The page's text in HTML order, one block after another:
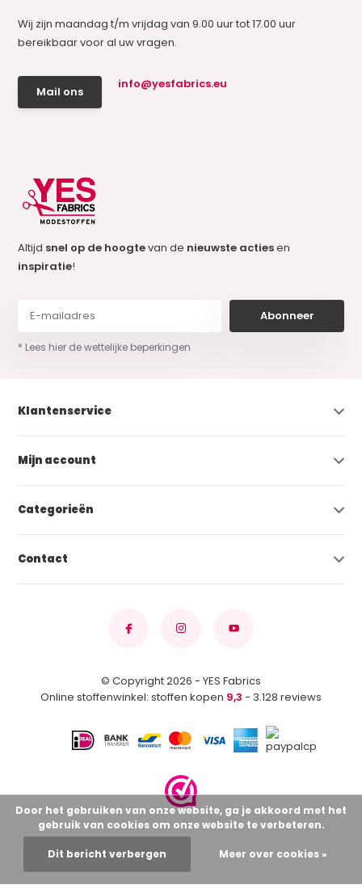
Wij zijn maandag t/m vrijdag van 9.00 uur tot 17.00 uur
bereikbaar voor al uw vragen.
Mail ons
info@yesfabrics.eu
Altijd snel op de hoogtevan de nieuwste actiesen
inspiratie!
Abonneer
* Lees hier de wettelijke beperkingen
Klantenservice
Mijn account
Categorieën
Contact
© Copyright 2026 - YES Fabrics
Online stoffenwinkel: stoffen kopen 9,3 - 3.128 reviews
Door het gebruiken van onze website, ga je akkoord met het
gebruik van cookies om onze website te verbeteren.
Dit bericht verbergen Meer over cookies »